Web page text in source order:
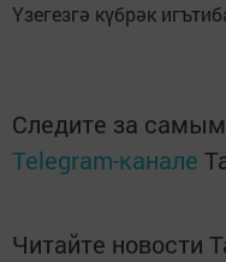
Үзегезгә күбрәк
Следите за
Telegram-канале
Читайте новости